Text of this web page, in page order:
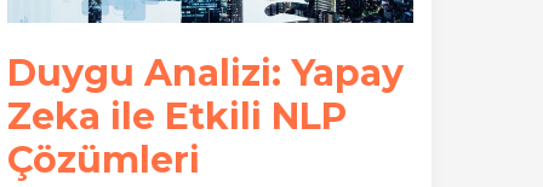
Duygu Analizi: Yapay
Zeka ile Etkili NLP
Çözümleri